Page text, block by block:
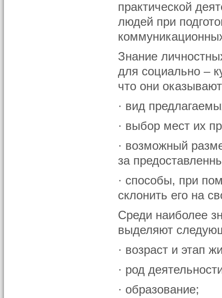
практической
людей при
Знание
для социально –
что они
· вид
· выбор мест их
· возможный
за
· способы, при
склонить его на
Среди наиболее
выделяют
· возраст и этап
· род
· образование;